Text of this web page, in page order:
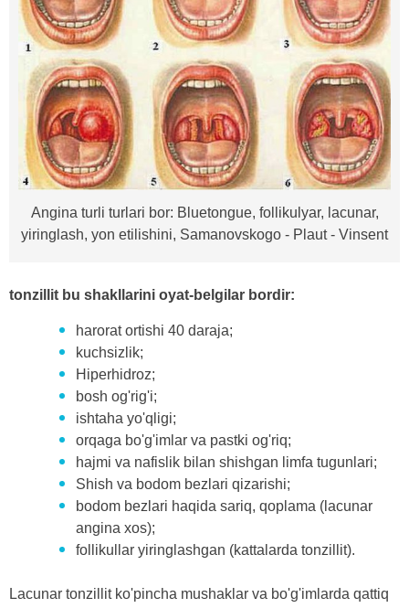
Angina turli turlari bor: Bluetongue, follikulyar, lacunar,
yiringlash, yon etilishini, Samanovskogo - Plaut - Vinsent
tonzillit bu shakllarini oyat-belgilar bordir:
harorat ortishi 40 daraja;
kuchsizlik;
Hiperhidroz;
bosh og'rig'i;
ishtaha yo'qligi;
orqaga bo'g'imlar va pastki og'riq;
hajmi va nafislik bilan shishgan limfa tugunlari;
Shish va bodom bezlari qizarishi;
bodom bezlari haqida sariq, qoplama (lacunar
angina xos);
follikullar yiringlashgan (kattalarda tonzillit).
Lacunar tonzillit ko'pincha mushaklar va bo'g'imlarda qattiq